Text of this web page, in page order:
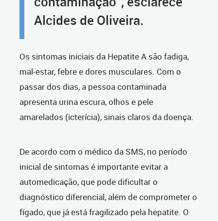
Alcides de Oliveira.
Os sintomas iniciais da Hepatite A são fadiga,
mal-estar, febre e dores musculares. Com o
passar dos dias, a pessoa contaminada
apresenta urina escura, olhos e pele
amarelados (icterícia), sinais claros da doença.
De acordo com o médico da SMS, no período
inicial de sintomas é importante evitar a
automedicação, que pode dificultar o
diagnóstico diferencial, além de comprometer o
fígado, que já está fragilizado pela hepatite. O